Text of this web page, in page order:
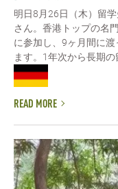
明日8月26日（木）留
さん。香港トップの名
に参加し、9ヶ月間に
ます。1年次から長期の
READ MORE